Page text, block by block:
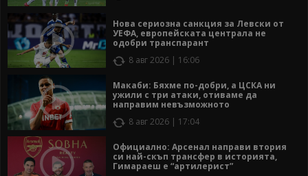
Нова сериозна санкция за Левски от
УЕФА, европейската централа не
одобри транспарант
8 авг 2026 | 16:06
Макаби: Бяхме по-добри, а ЦСКА ни
ужили с три атаки, отиваме да
направим невъзможното
8 авг 2026 | 17:04
Официално: Арсенал направи втория
си най-скъп трансфер в историята,
Гимараеш е “артилерист”